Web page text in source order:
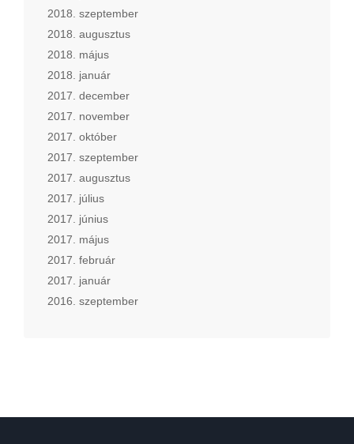
2018. szeptember
2018. augusztus
2018. május
2018. január
2017. december
2017. november
2017. október
2017. szeptember
2017. augusztus
2017. július
2017. június
2017. május
2017. február
2017. január
2016. szeptember